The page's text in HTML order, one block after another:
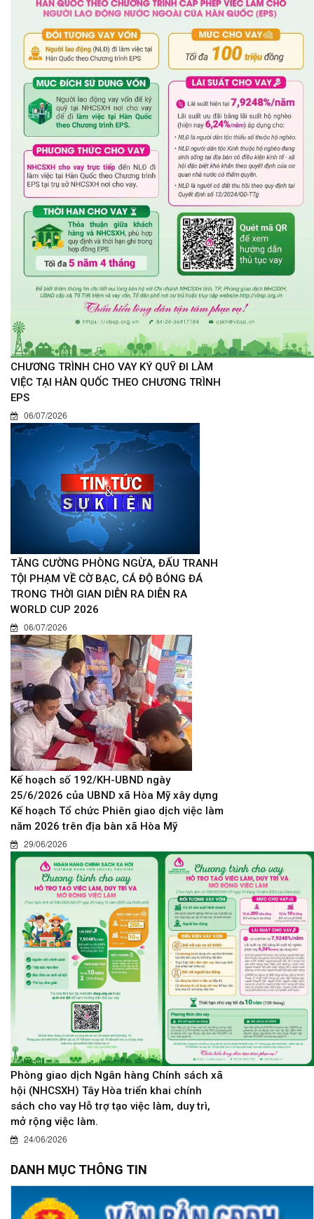
CHƯƠNG TRÌNH CHO VAY KÝ QUỸ ĐI LÀM
VIỆC TẠI HÀN QUỐC THEO CHƯƠNG TRÌNH
EPS
06/07/2026
TĂNG CƯỜNG PHÒNG NGỪA, ĐẤU TRANH
TỘI PHẠM VỀ CỜ BẠC, CÁ ĐỘ BÓNG ĐÁ
TRONG THỜI GIAN DIỄN RA DIỄN RA
WORLD CUP 2026
06/07/2026
Kế hoạch số 192/KH-UBND ngày
25/6/2026 của UBND xã Hòa Mỹ xây dựng
Kế hoạch Tổ chức Phiên giao dịch việc làm
năm 2026 trên địa bàn xã Hòa Mỹ
29/06/2026
Phòng giao dịch Ngân hàng Chính sách xã
hội (NHCSXH) Tây Hòa triển khai chính
sách cho vay Hỗ trợ tạo việc làm, duy trì,
mở rộng việc làm.
24/06/2026
DANH MỤC THÔNG TIN